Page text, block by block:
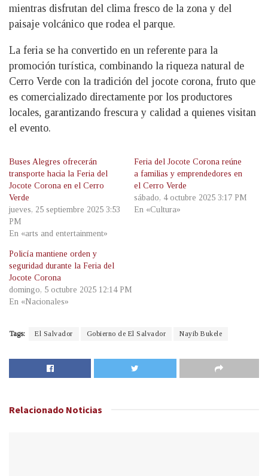
mientras disfrutan del clima fresco de la zona y del
paisaje volcánico que rodea el parque.
La feria se ha convertido en un referente para la
promoción turística, combinando la riqueza natural de
Cerro Verde con la tradición del jocote corona, fruto que
es comercializado directamente por los productores
locales, garantizando frescura y calidad a quienes visitan
el evento.
Buses Alegres ofrecerán
transporte hacia la Feria del
Jocote Corona en el Cerro
Verde
jueves, 25 septiembre 2025 3:53
PM
En «arts and entertainment»
Feria del Jocote Corona reúne
a familias y emprendedores en
el Cerro Verde
sábado, 4 octubre 2025 3:17 PM
En «Cultura»
Policía mantiene orden y
seguridad durante la Feria del
Jocote Corona
domingo, 5 octubre 2025 12:14 PM
En «Nacionales»
Tags: El Salvador Gobierno de El Salvador Nayib Bukele
Relacionado Noticias